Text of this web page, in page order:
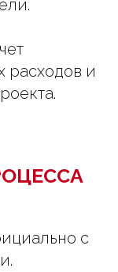
расходов и
с